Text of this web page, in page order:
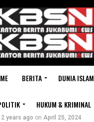
BERITA DUNIA ISLAM
HUKUM & KRIMINAL
2 years ago on April 25, 2024
Exit mobile version